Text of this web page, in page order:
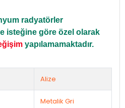
radyatörler
isteğine göre özel olarak
yapılamamaktadır.
Alize
Metalik Gri